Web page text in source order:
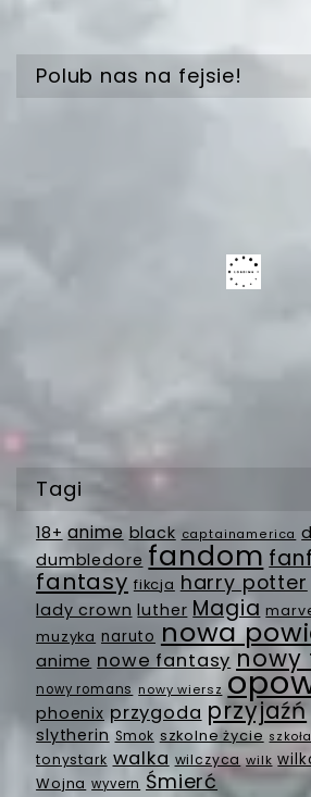
Polub nas na fejsie!
Tagi
18+ anime black captainamerica
dumbledore fandom
fantasy fikcja harry potter
lady crown luther Magia
muzyka naruto nowa
anime nowe fantasy
nowy romans nowy wiersz
phoenix przygoda przyjaźń
slytherin Smok szkolne życie szkoła
tonystark walka wilczyca wilk
Wojna wyvern Śmierć